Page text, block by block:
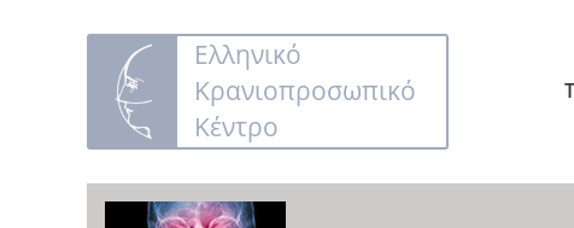
Ελληνικό
Κρανιοπροσωπικό
Κέντρο